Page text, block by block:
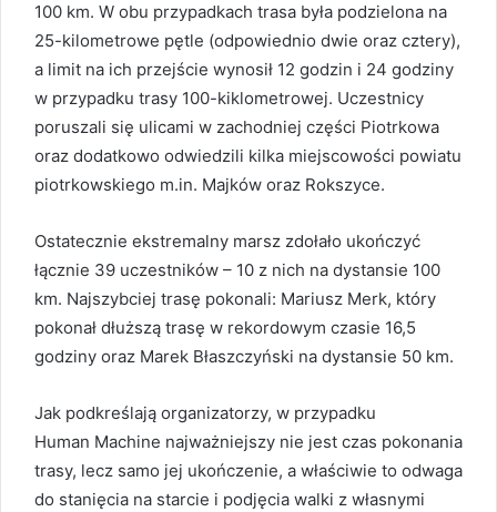
100 km. W obu przypadkach trasa była podzielona na
25-kilometrowe pętle (odpowiednio dwie oraz cztery),
a limit na ich przejście wynosił 12 godzin i 24 godziny
w przypadku trasy 100-kiklometrowej. Uczestnicy
poruszali się ulicami w zachodniej części Piotrkowa
oraz dodatkowo odwiedzili kilka miejscowości powiatu
piotrkowskiego m.in. Majków oraz Rokszyce.
Ostatecznie ekstremalny marsz zdołało ukończyć
łącznie 39 uczestników – 10 z nich na dystansie 100
km. Najszybciej trasę pokonali: Mariusz Merk, który
pokonał dłuższą trasę w rekordowym czasie 16,5
godziny oraz Marek Błaszczyński na dystansie 50 km.
Jak podkreślają organizatorzy, w przypadku
Human Machine najważniejszy nie jest czas pokonania
trasy, lecz samo jej ukończenie, a właściwie to odwaga
do stanięcia na starcie i podjęcia walki z własnymi